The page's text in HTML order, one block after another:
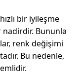
bir iyileşme
Bununla
renk değişimi
Bu nedenle,